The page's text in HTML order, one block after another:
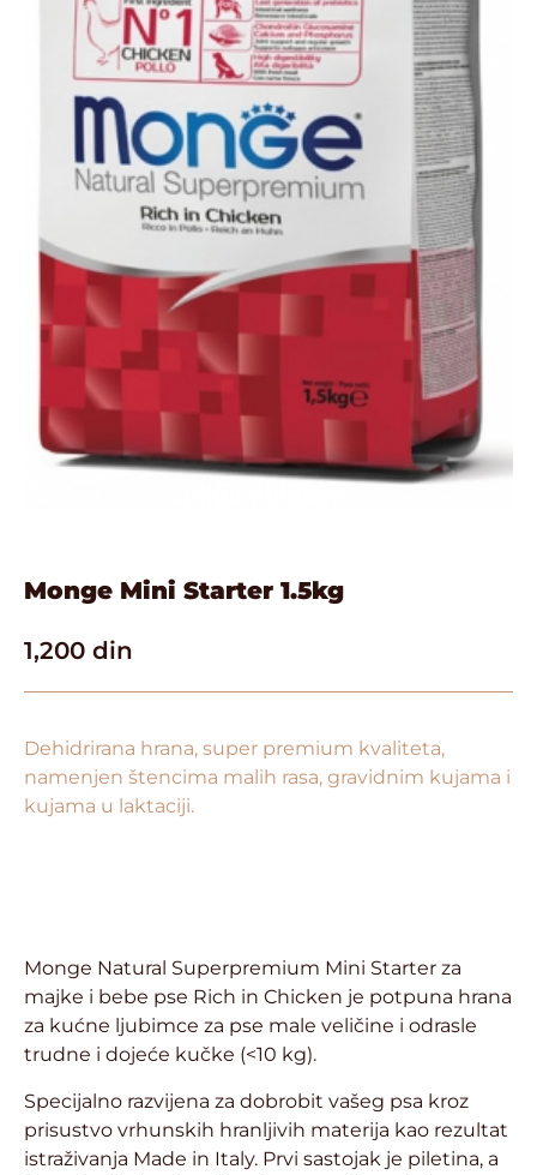
Monge Mini Starter 1.5kg
1,200 din
Dehidrirana hrana, super premium kvaliteta,
namenjen štencima malih rasa, gravidnim kujama i
kujama u laktaciji.
Monge Natural Superpremium Mini Starter za
majke i bebe pse Rich in Chicken je potpuna hrana
za kućne ljubimce za pse male veličine i odrasle
trudne i dojeće kučke (<10 kg).
Specijalno razvijena za dobrobit vašeg psa kroz
prisustvo vrhunskih hranljivih materija kao rezultat
istraživanja Made in Italy. Prvi sastojak je piletina, a